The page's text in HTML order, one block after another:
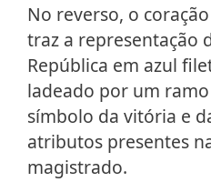
No reverso, o
traz a representação
República em azul
ladeado por um
símbolo da vitória e
atributos presentes
magistrado.